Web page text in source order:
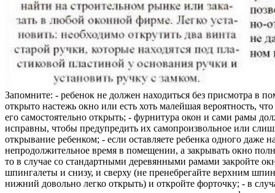
Запомните: - ребенок не должен находиться без присмотра в
открыто настежь окно или есть хоть малейшая вероятность,
его самостоятельно открыть; - фурнитура окон и сами рамы
исправны, чтобы предупредить их самопроизвольное или
открывание ребенком; - если оставляете ребенка одного даже
непродолжительное время в помещении, а закрывать окно
то в случае со стандартными деревянными рамами закройте
шпингалеты и снизу, и сверху (не пренебрегайте верхним
нижний довольно легко открыть) и откройте форточку; - в